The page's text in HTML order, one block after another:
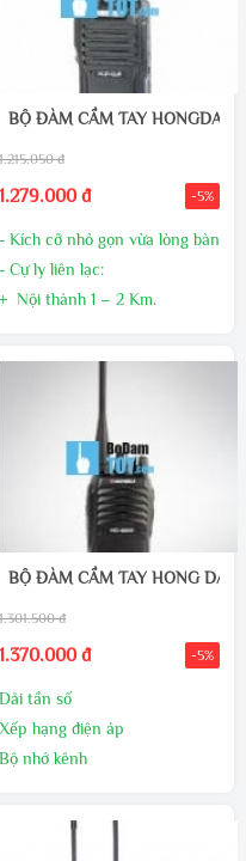
BỘ ĐÀM CẦM TAY HONGDA
1.215.050 đ
1.279.000 đ -5%
- Kích cỡ nhỏ gọn vừa lòng bàn
- Cự ly liên lạc:
+ Nội thành 1 – 2 Km.
+ Điều kiện lý tưởng 3 – 5 Km
BỘ ĐÀM CẦM TAY HONG DA
1.301.500 đ
1.370.000 đ -5%
Dải tần số
Xếp hạng điện áp
Bộ nhớ kênh
Tần số độ nhạy